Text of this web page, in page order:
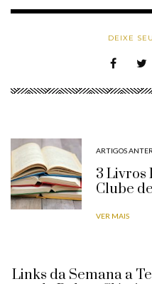
DEIXE
ARTIGOS
3 Livros
Clube
VER MAIS
Links da Semana a